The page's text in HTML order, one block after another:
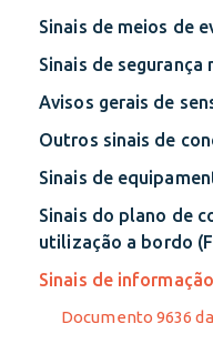
Sinais de meios de
Sinais de segurança
Avisos gerais de
Outros sinais de
Sinais de
Sinais do plano de
utilização a bordo
Sinais de informação
Documento 9636